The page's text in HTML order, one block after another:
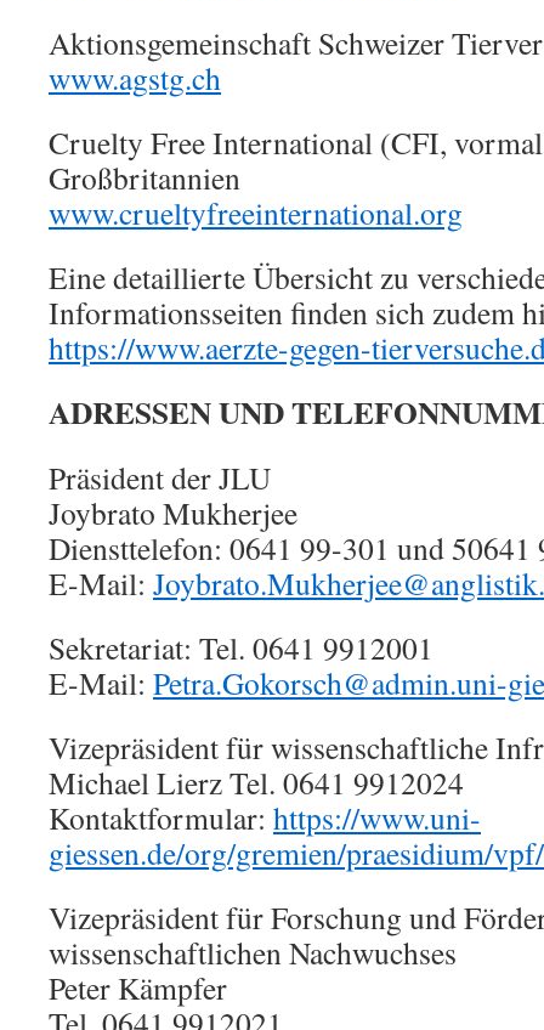
Aktionsgemeinschaft Schweizer
www.agstg.ch
Cruelty Free International (CFI,
Großbritannien
www.crueltyfreeinternational.org
Eine detaillierte Übersicht zu
Informationsseiten finden sich zudem
https://www.aerzte-gegen-
ADRESSEN UND
Präsident der JLU
Joybrato Mukherjee
Diensttelefon: 0641 99-301 und 50641
E-Mail:
Sekretariat: Tel. 0641 9912001
E-Mail: Petra.Gokorsch@admin.uni-
Vizepräsident für wissenschaftliche
Michael Lierz Tel. 0641 9912024
Kontaktformular: https://www.uni-
giessen.de/org/gremien/praesidium/
Vizepräsident für Forschung und
wissenschaftlichen Nachwuchses
Peter Kämpfer